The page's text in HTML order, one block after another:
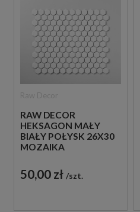
RAW DECOR
HEKSAGON MAŁY
BIAŁY POŁYSK 26X30
MOZAIKA
50,00 zł szt.